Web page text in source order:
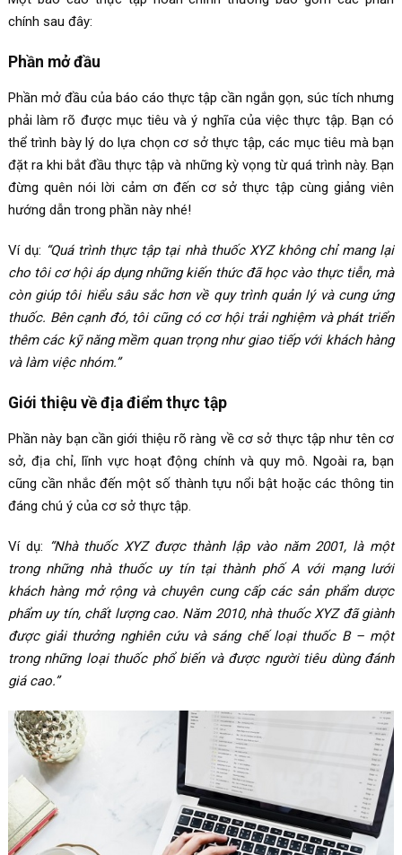
chính sau đây:
Phần mở đầu
Phần mở đầu của báo cáo thực tập cần ngắn gọn, súc tích nhưng
phải làm rõ được mục tiêu và ý nghĩa của việc thực tập. Bạn có
thể trình bày lý do lựa chọn cơ sở thực tập, các mục tiêu mà bạn
đặt ra khi bắt đầu thực tập và những kỳ vọng từ quá trình này. Bạn
đừng quên nói lời cảm ơn đến cơ sở thực tập cùng giảng viên
hướng dẫn trong phần này nhé!
Ví dụ: “Quá trình thực tập tại nhà thuốc XYZ không chỉ mang lại
cho tôi cơ hội áp dụng những kiến thức đã học vào thực tiễn, mà
còn giúp tôi hiểu sâu sắc hơn về quy trình quản lý và cung ứng
thuốc. Bên cạnh đó, tôi cũng có cơ hội trải nghiệm và phát triển
thêm các kỹ năng mềm quan trọng như giao tiếp với khách hàng
và làm việc nhóm.”
Giới thiệu về địa điểm thực tập
Phần này bạn cần giới thiệu rõ ràng về cơ sở thực tập như tên cơ
sở, địa chỉ, lĩnh vực hoạt động chính và quy mô. Ngoài ra, bạn
cũng cần nhắc đến một số thành tựu nổi bật hoặc các thông tin
đáng chú ý của cơ sở thực tập.
Ví dụ: “Nhà thuốc XYZ được thành lập vào năm 2001, là một
trong những nhà thuốc uy tín tại thành phố A với mạng lưới
khách hàng mở rộng và chuyên cung cấp các sản phẩm dược
phẩm uy tín, chất lượng cao. Năm 2010, nhà thuốc XYZ đã giành
được giải thưởng nghiên cứu và sáng chế loại thuốc B – một
trong những loại thuốc phổ biến và được người tiêu dùng đánh
giá cao.”